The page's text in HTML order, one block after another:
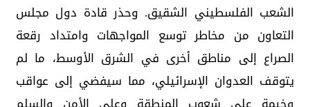
الشعب الفلسطيني الشقيق. وحذر قادة دول مجلس
التعاون من مخاطر توسع المواجهات وامتداد رقعة
الصراع إلى مناطق أخرى في الشرق الأوسط، ما لم
يتوقف العدوان الإسرائيلي، مما سيفضي إلى عواقب